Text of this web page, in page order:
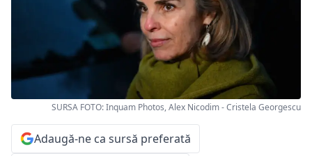
SURSA FOTO: Inquam Photos, Alex Nicodim - Cristela Georgescu
Adaugă-ne ca sursă preferată